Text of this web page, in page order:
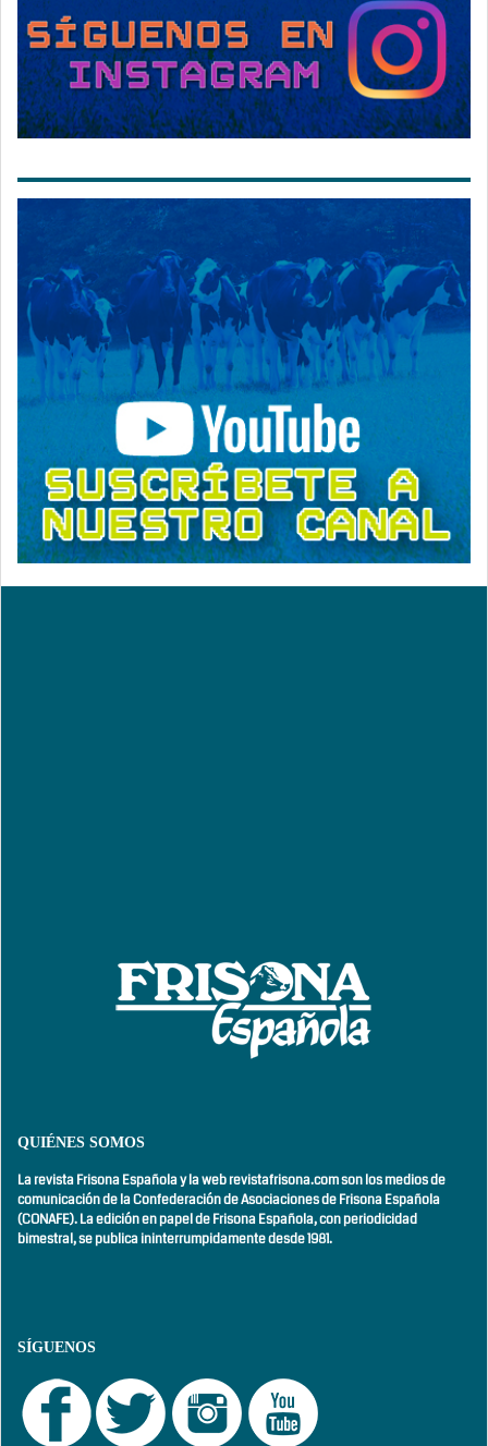
QUIÉNES SOMOS
La revista Frisona Española y la web revistafrisona.com son los medios de
comunicación de la Confederación de Asociaciones de Frisona Española
(CONAFE). La edición en papel de Frisona Española, conperiodicidad
bimestral,se publica ininterrumpidamente desde 1981.
SÍGUENOS